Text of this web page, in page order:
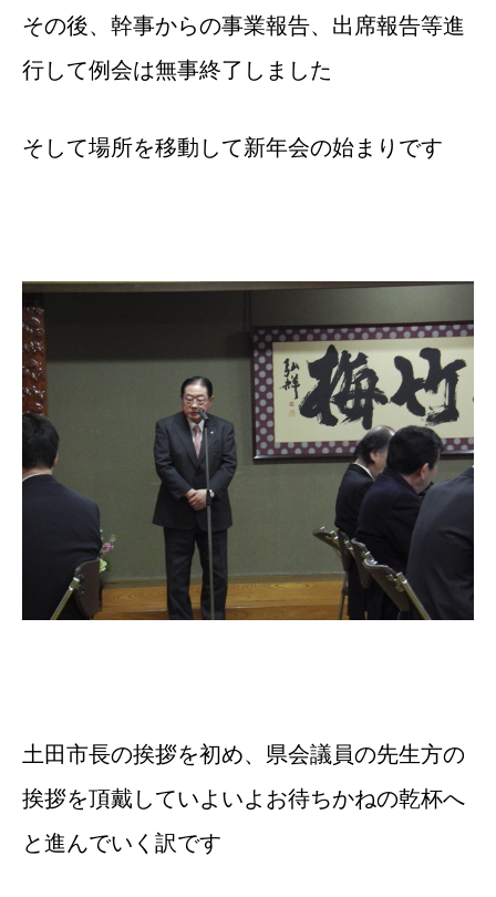
その後、幹事からの事業報告、出席報告等進
行して例会は無事終了しました
そして場所を移動して新年会の始まりです
土田市長の挨拶を初め、県会議員の先生方の
挨拶を頂戴していよいよお待ちかねの乾杯へ
と進んでいく訳です